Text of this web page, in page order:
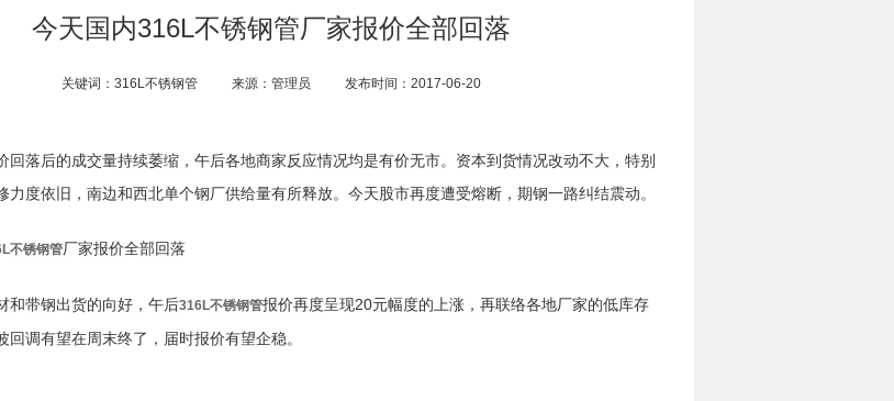
今天国内316L不锈钢管厂家报价全部回落
关键词：316L不锈钢管 来源：管理员 发布时间：2017-06-20
回落后的成交量持续萎缩，午后各地商家反应情况均是有价无市。资本到货情况改动不大，特别
力度依旧，南边和西北单个钢厂供给量有所释放。今天股市再度遭受熔断，期钢一路纠结震动。
不锈钢管厂家报价全部回落
和带钢出货的向好，午后316L不锈钢管报价再度呈现20元幅度的上涨，再联络各地厂家的低库存
回调有望在周末终了，届时报价有望企稳。